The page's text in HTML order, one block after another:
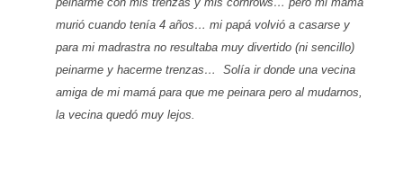
murió cuando tenía 4 años… mi papá volvió a casarse y
para mi madrastra no resultaba muy divertido (ni sencillo)
peinarme y hacerme trenzas… Solía ir donde una vecina
amiga de mi mamá para que me peinara pero al mudarnos,
la vecina quedó muy lejos.